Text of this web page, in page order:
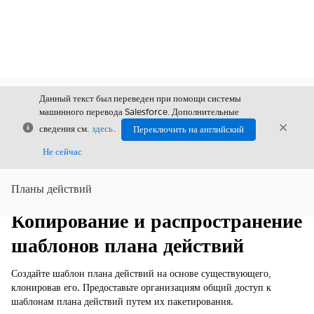
Закрыть
Данный текст был переведен при помощи системы
машинного перевода Salesforce. Дополнительные
сведения см. здесь.
Переключить на английский
Не сейчас
Планы действийПоказать содержание
Содержание
Копирование и распространение
шаблонов плана действий
Создайте шаблон плана действий на основе существующего,
клонировав его. Предоставьте организациям общий доступ к
шаблонам плана действий путем их пакетирования.